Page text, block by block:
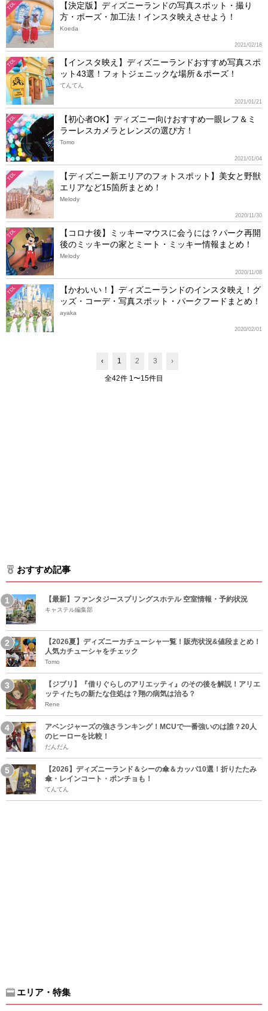
TDL
【決定版】ディズニーランドの写真スポット・撮り
方・ポーズ・加工法！インスタ映えさせよう！
2021/02/18
Koeda
TDL
【インスタ映え】ディズニーランドおすすめ写真スポ
ット43選！フォトジェニックな場所＆ポーズ！
2021/01/21
てんてん
TDL
【初心者OK】ディズニー向けおすすめ一眼レフ＆ミ
ラーレスカメラとレンズの選び方！
2021/01/04
Tomo
TDL
【ディズニー新エリアのフォトスポット】美女と野獣
エリアなど15箇所まとめ！
2020/11/30
Melody
TDL
【コロナ後】ミッキーマウスに会うには？パーク再開
後のミッキーの家とミート・ミッキー情報まとめ！
2020/11/08
Melody
TDL
【かわいい！】ディズニーランドのインスタ映え！グ
ッズ・コーデ・写真スポット・パークフードまとめ！
2020/02/01
ayaka
‹ 1 2 3 ›
全42件 1〜15件目
おすすめ記事
【最新】ファンタジースプリングスホテル 空室情報・予約状況
キャステル編集部
【2026夏】ディズニーカチューシャ一覧！販売状況&値段まとめ！
人気カチューシャをチェック
Tomo
【ジブリ】『借りぐらしのアリエッティ』のその後を解説！アリエ
ッティたちの新たな住処は？翔の病気は治る？
Rene
アベンジャーズの強さランキング！MCUで一番強いのは誰？20人
のヒーローを比較！
だんだん
【2026】ディズニーランド＆シーの傘＆カッパ10選！折りたたみ
傘・レインコート・ポンチョも！
てんてん
エリア・特集